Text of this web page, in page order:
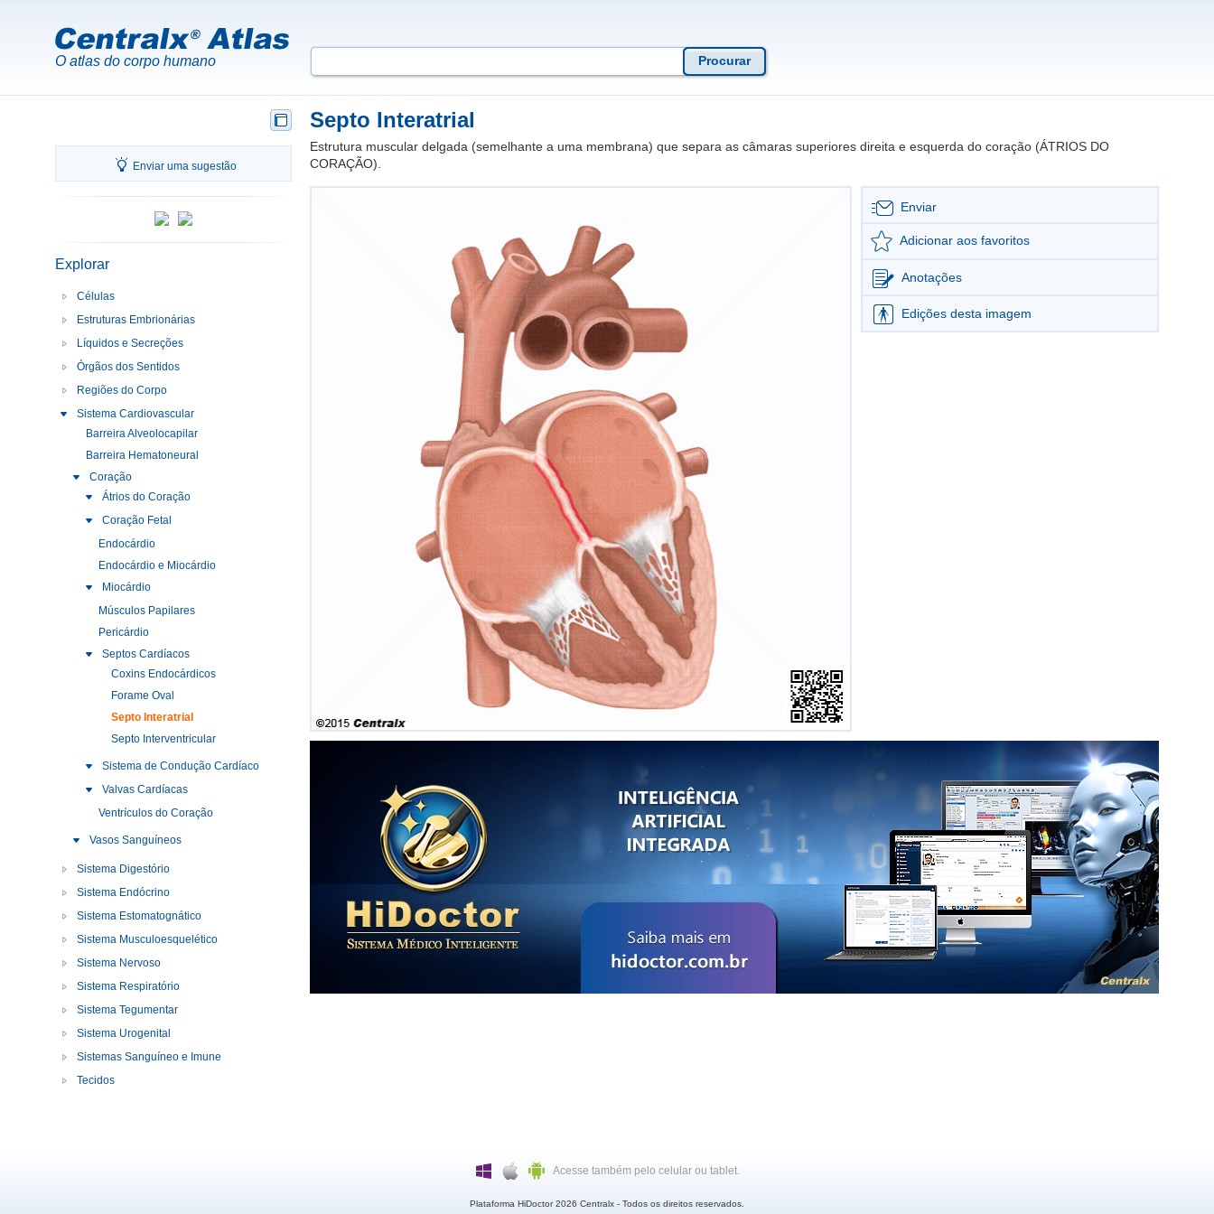
O atlas do corpo humano
Enviar uma sugestão
Explorar
Células
Estruturas Embrionárias
Líquidos e Secreções
Órgãos dos Sentidos
Regiões do Corpo
Sistema Cardiovascular
Barreira Alveolocapilar
Barreira Hematoneural
Coração
Átrios do Coração
Coração Fetal
Endocárdio
Endocárdio e Miocárdio
Miocárdio
Músculos Papilares
Pericárdio
Septos Cardíacos
Coxins Endocárdicos
Forame Oval
Septo Interatrial
Septo Interventricular
Sistema de Condução Cardíaco
Valvas Cardíacas
Ventrículos do Coração
Vasos Sanguíneos
Sistema Digestório
Sistema Endócrino
Sistema Estomatognático
Sistema Musculoesquelético
Sistema Nervoso
Sistema Respiratório
Sistema Tegumentar
Sistema Urogenital
Sistemas Sanguíneo e Imune
Tecidos
Septo Interatrial
Estrutura muscular delgada (semelhante a uma membrana) que separa as câmaras superiores direita e esquerda do coração (ÁTRIOS DO
CORAÇÃO).
Enviar
Adicionar aos favoritos
Anotações
Edições desta imagem
Acesse também pelo celular ou tablet.
Plataforma HiDoctor 2026 Centralx - Todos os direitos reservados.